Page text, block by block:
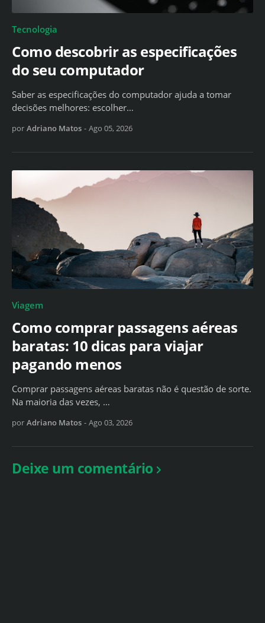
Tecnologia
Como descobrir as especificações
do seu computador
Saber as especificações do computador ajuda a tomar
decisões melhores: escolher…
por Adriano Matos - Ago 05, 2026
Viagem
Como comprar passagens aéreas
baratas: 10 dicas para viajar
pagando menos
Comprar passagens aéreas baratas não é questão de sorte.
Na maioria das vezes, …
por Adriano Matos - Ago 03, 2026
Deixe um comentário